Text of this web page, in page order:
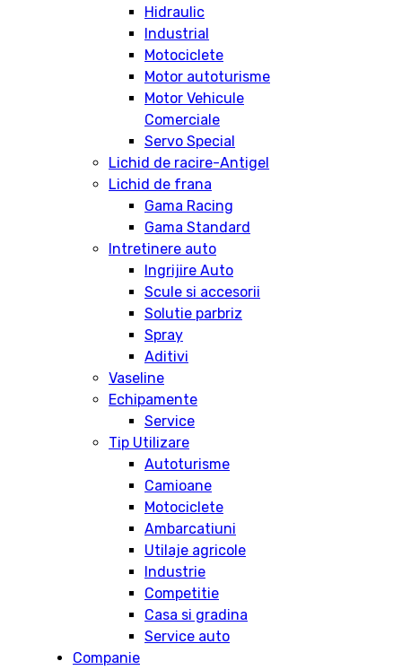
Hidraulic
Industrial
Motociclete
Motor autoturisme
Motor Vehicule
Comerciale
Servo Special
Lichid de racire-Antigel
Lichid de frana
Gama Racing
Gama Standard
Intretinere auto
Ingrijire Auto
Scule si accesorii
Solutie parbriz
Spray
Aditivi
Vaseline
Echipamente
Service
Tip Utilizare
Autoturisme
Camioane
Motociclete
Ambarcatiuni
Utilaje agricole
Industrie
Competitie
Casa si gradina
Service auto
Companie